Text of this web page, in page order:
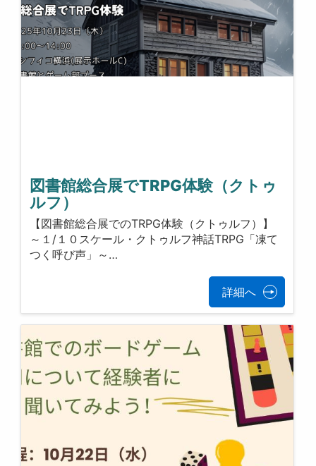
図書館総合展でTRPG体験（クトゥ
ルフ）
【図書館総合展でのTRPG体験（クトゥルフ）】
～１/１０スケール・クトゥルフ神話TRPG「凍て
つく呼び声」～…
詳細へ